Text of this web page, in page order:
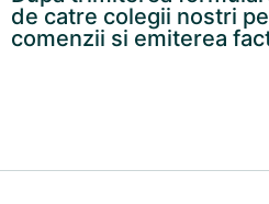
de catre colegii nostri
comenzii si emiterea